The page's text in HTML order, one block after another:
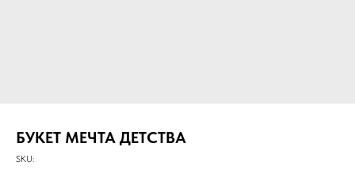
БУКЕТ МЕЧТА ДЕТСТВА
SKU: